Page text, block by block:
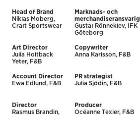
Head of Brand
Niklas Moberg,
Craft Sportswear
Marknads- och
merchandiseransvarig
Gustaf Rönneklev, IFK
Göteborg
Art Director
Julia Holtback
Yeter, F&B
Copywriter
Anna Karlsson, F&B
Account Director
Ewa Edlund, F&B
PR strategist
Julia Sjödin, F&B
Director
Rasmus Brandin,
Producer
Océanne Texier, F&B